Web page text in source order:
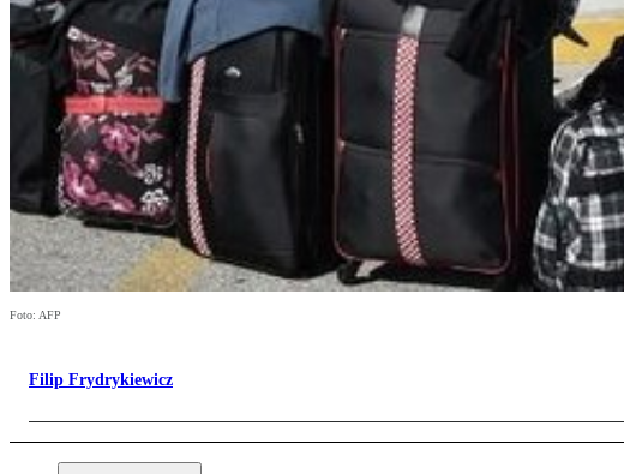
Foto: AFP
Filip Frydrykiewicz